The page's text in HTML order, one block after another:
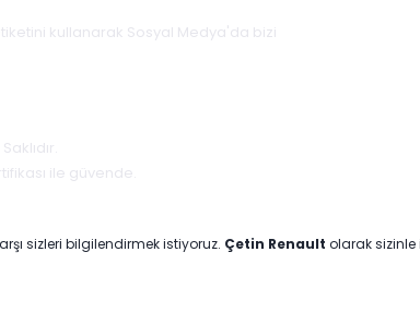
kullanarak Sosyal Medya'da bizi
ile güvende.
sizleri bilgilendirmek istiyoruz. Çetin Renault olarak sizinle